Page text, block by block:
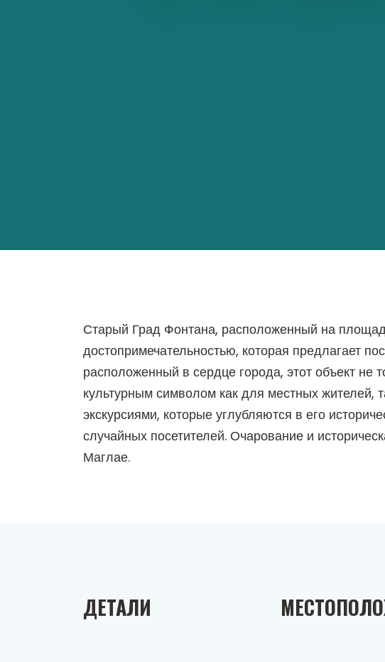
Старый Град Фонтана, расположенный на
достопримечательностью, которая предлагает
расположенный в сердце города, этот объект не
культурным символом как для местных жителей,
экскурсиями, которые углубляются в его
случайных посетителей. Очарование и
Маглае.
ДЕТАЛИ